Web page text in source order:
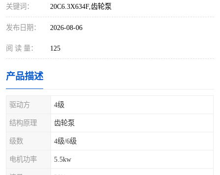
关键词： 20C6.3X634F,齿轮泵
发布日期： 2026-08-06
阅 读 量： 125
产品描述
驱动方 4级
结构原理 齿轮泵
级数 4级/6级
电机功率 5.5kw